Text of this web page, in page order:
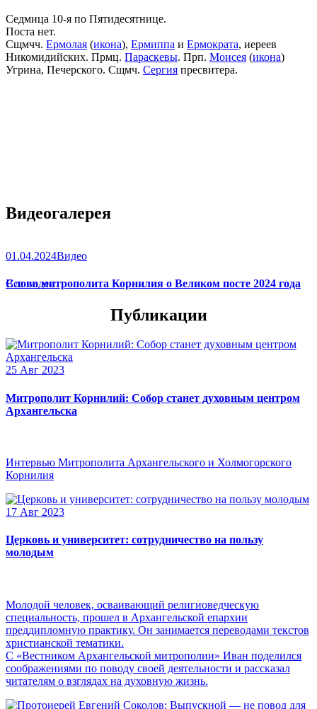
Седмица 10-я по Пятидесятнице.
Поста нет.
Сщмчч. Ермолая (икона), Ермиппа и Ермократа, иереев
Никомидийских. Прмц. Параскевы. Прп. Моисея (икона)
Угрина, Печерского. Сщмч. Сергия пресвитера.
Видеогалерея
01.04.2024Видео
Слово митрополита Корнилия о Великом посте 2024 года
Все видео
Публикации
25 Авг 2023
Митрополит Корнилий: Собор станет духовным центром
Архангельска
Интервью Митрополита Архангельского и Холмогорского
Корнилия
17 Авг 2023
Церковь и университет: сотрудничество на пользу
молодым
Молодой человек, осваивающий религиоведческую
специальность, прошел в Архангельской епархии
преддипломную практику. Он занимается переводами текстов
христианской тематики.
С «Вестником Архангельской митрополии» Иван поделился
соображениями по поводу своей деятельности и рассказал
читателям о взглядах на духовную жизнь.